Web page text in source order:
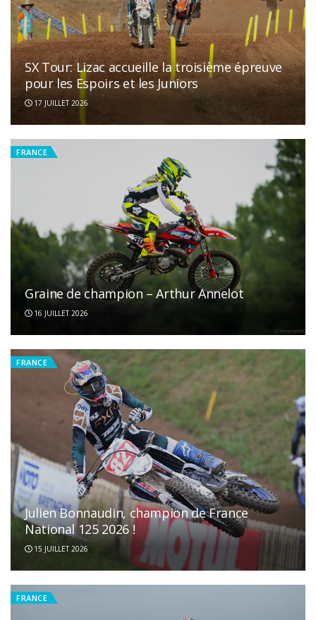
SX Tour: Lizac accueille la troisième épreuve
pour les Espoirs et les Juniors
17 JUILLET 2026
FRANCE
Graine de champion – Arthur Annelot
16 JUILLET 2026
FRANCE
Julien Bonnaudin, champion de France
National 125 2026 !
15 JUILLET 2026
FRANCE